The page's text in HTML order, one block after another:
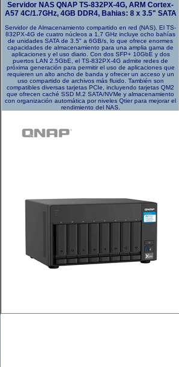
Servidor NAS QNAP TS-832PX-4G, ARM Cortex-
A57 4C/1.7GHz, 4GB DDR4, Bahias: 8 x 3.5" SATA
Servidor de Almacenamiento compartido en red (NAS). El TS-
832PX-4G de cuatro núcleos a 1,7 GHz incluye ocho bahías
de unidades SATA de 3.5" a 6GB/s, lo que ofrece enormes
capacidades de almacenamiento para una amplia gama de
aplicaciones y el uso diario. Con dos SFP+ 10GbE y dos
puertos LAN 2.5GbE, el TS-832PX-4G admite redes de
próxima generación para permitir el uso de aplicaciones que
requieren un alto ancho de banda y ofrecer un acceso y un
uso compartido de archivos más fluido. También son
compatibles diversas tarjetas PCIe, incluyendo tarjetas QM2
que ofrecen caché SSD M.2 SATA/NVMe y almacenamiento
con organización automática por niveles Qtier para mejorar el
rendimiento del NAS.